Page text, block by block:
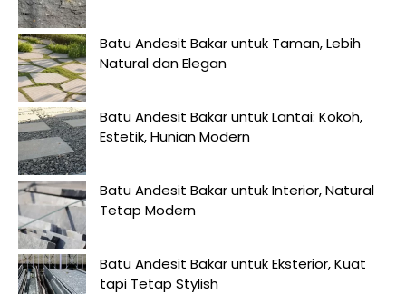
Batu Andesit Bakar untuk Taman, Lebih
Natural dan Elegan
Batu Andesit Bakar untuk Lantai: Kokoh,
Estetik, Hunian Modern
Batu Andesit Bakar untuk Interior, Natural
Tetap Modern
Batu Andesit Bakar untuk Eksterior, Kuat
tapi Tetap Stylish